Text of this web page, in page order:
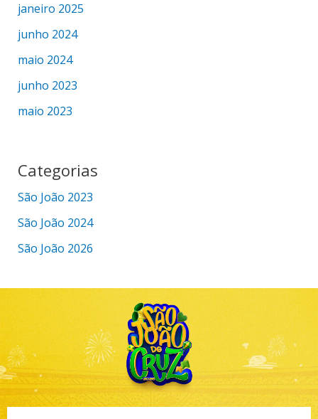
janeiro 2025
junho 2024
maio 2024
junho 2023
maio 2023
Categorias
São João 2023
São João 2024
São João 2026